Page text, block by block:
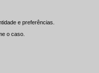
e preferências.
o caso.
e preferências.
o caso.